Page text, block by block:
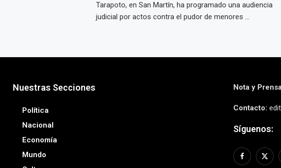
Tarapoto, en San Martín, ha programado una audiencia
judicial por actos contra el pudor de menores ...
Nuestras Secciones
Política
Nacional
Economía
Mundo
Nota y
Contacto:
Síguenos: